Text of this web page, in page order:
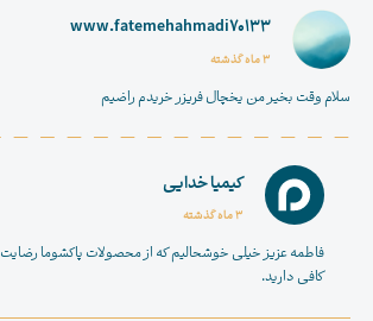
www.fatemehahmadi70133
3 ماه گذشته
سلام وقت بخیر من یخچال فریزر خریدم راضیم
کیمیا خدایی
3 ماه گذشته
فاطمه عزیز خیلی خوشحالیم که ازمحصولات پاکشوما رضایت
کافی دارید.